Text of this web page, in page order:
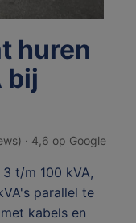
huren
bij
· 4,6 op Google
t/m 100 kVA,
parallel te
kabels en